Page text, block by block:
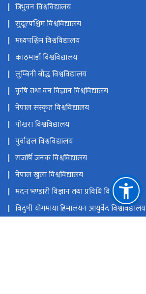
त्रिभुवन विश्वविद्यालय
सुदूरपश्चिम विश्वविद्यालय
मध्यपश्चिम विश्वविद्यालय
काठमाडौं विश्वविद्यालय
लुम्बिनी बौद्ध विश्वविद्यालय
कृषि तथा वन विज्ञान विश्वविद्यालय
नेपाल संस्कृत विश्वविद्यालय
पोखरा विश्वविद्यालय
पुर्वाञ्चल विश्वविद्यालय
राजर्षि जनक विश्वविद्यालय
नेपाल खुला विश्वविद्यालय
मदन भण्डारी विज्ञान तथा प्रविधि विश्वविद्यालय
विदुषी योगमाया हिमालयन आयुर्वेद विश्वविद्यालय